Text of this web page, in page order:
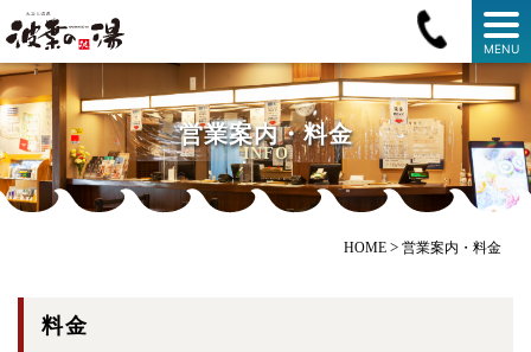
MENU
営業案内・料金
INFO
HOME > 営業案内・料金
料金